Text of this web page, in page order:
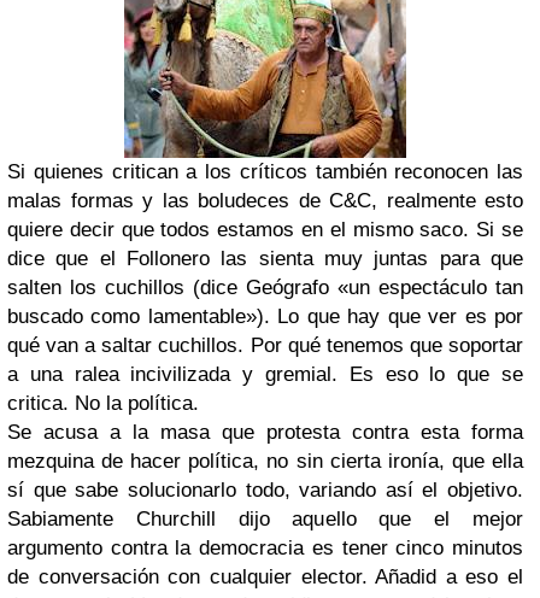
Si quienes critican a los críticos también reconocen las
malas formas y las boludeces de C&C, realmente esto
quiere decir que todos estamos en el mismo saco. Si se
dice que el Follonero las sienta muy juntas para que
salten los cuchillos (dice Geógrafo «un espectáculo tan
buscado como lamentable»). Lo que hay que ver es por
qué van a saltar cuchillos. Por qué tenemos que soportar
a una ralea incivilizada y gremial. Es eso lo que se
critica. No la política.
Se acusa a la masa que protesta contra esta forma
mezquina de hacer política, no sin cierta ironía, que ella
sí que sabe solucionarlo todo, variando así el objetivo.
Sabiamente Churchill dijo aquello que el mejor
argumento contra la democracia es tener cinco minutos
de conversación con cualquier elector. Añadid a eso el